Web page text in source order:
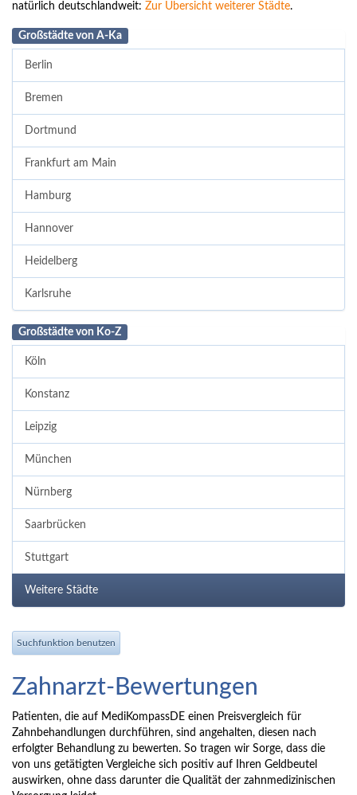
natürlich deutschlandweit: Zur Übersicht weiterer Städte.
Großstädte von A-Ka
Berlin
Bremen
Dortmund
Frankfurt am Main
Hamburg
Hannover
Heidelberg
Karlsruhe
Großstädte von Ko-Z
Köln
Konstanz
Leipzig
München
Nürnberg
Saarbrücken
Stuttgart
Weitere Städte
Suchfunktion benutzen
Zahnarzt-Bewertungen
Patienten, die auf MediKompassDE einen Preisvergleich für
Zahnbehandlungen durchführen, sind angehalten, diesen nach
erfolgter Behandlung zu bewerten. So tragen wir Sorge, dass die
von uns getätigten Vergleiche sich positiv auf Ihren Geldbeutel
auswirken, ohne dass darunter die Qualität der zahnmedizinischen